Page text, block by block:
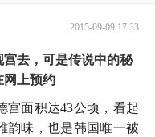
2015-09-09 17:33
去，可是传说中的秘
网上预约
宫面积达43公顷，看起
韵味，也是韩国唯一被